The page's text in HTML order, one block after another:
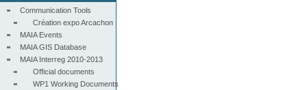
Communication Tools
Création expo Arcachon
MAIA Events
MAIA GIS Database
MAIA Interreg 2010-2013
Official documents
WP1 Working Documents